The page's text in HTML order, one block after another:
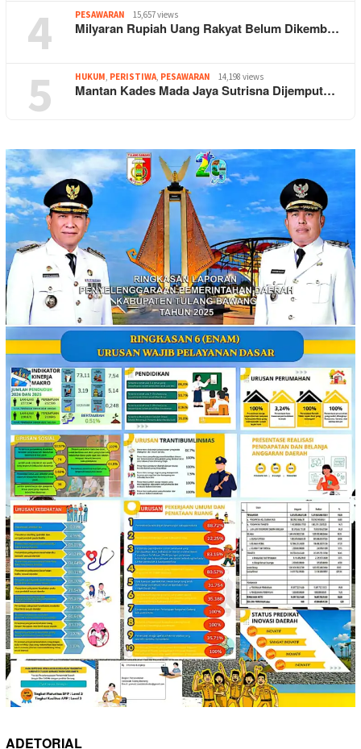
4 PESAWARAN 15,657 views
Milyaran Rupiah Uang Rakyat Belum Dikemb…
5 HUKUM PERISTIWA PESAWARAN 14,198 views
Mantan Kades Mada Jaya Sutrisna Dijemput…
ADETORIAL